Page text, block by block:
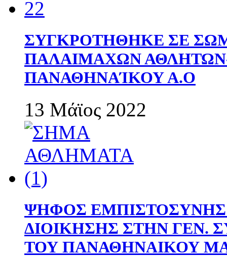
ΣΥΓΚΡΟΤΗΘΗΚΕ ΣΕ
ΠΑΛΑΙΜΑΧΩΝ
ΠΑΝΑΘΗΝΑΊΚΟΥ Α.Ο
13 Μάϊος 2022
ΨΗΦΟΣ
ΔΙΟΙΚΗΣΗΣ ΣΤΗΝ ΓΕΝ.
ΤΟΥ ΠΑΝΑΘΗΝΑΙΚΟΥ